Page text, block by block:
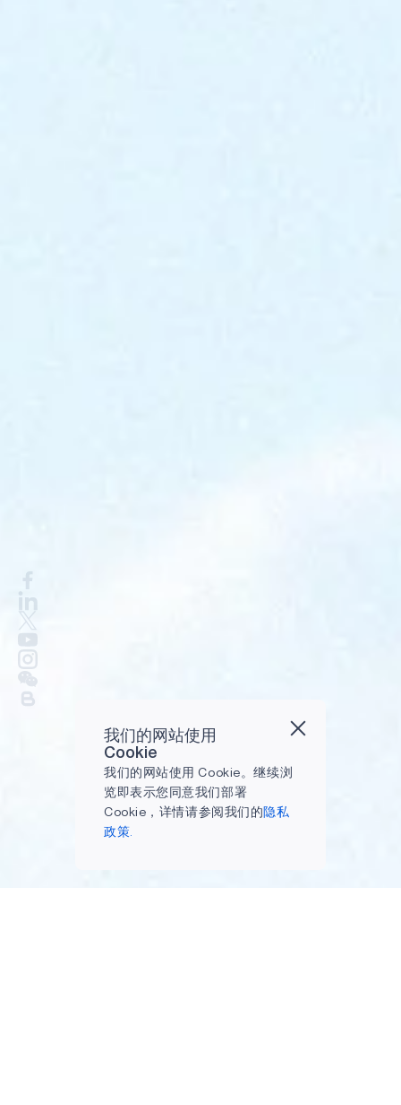
我们的网站使用
Cookie
我们的网站使用 Cookie。继续浏
览即表示您同意我们部署
Cookie，详情请参阅我们的隐私
政策.